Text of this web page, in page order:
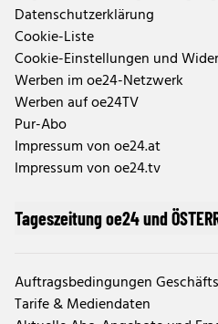
Datenschutzerklärung
Cookie-Liste
Cookie-Einstellungen und
Werben im oe24-Netzwerk
Werben auf oe24TV
Pur-Abo
Impressum von oe24.at
Impressum von oe24.tv
Tageszeitung oe24 und
Auftragsbedingungen
Tarife & Mediendaten